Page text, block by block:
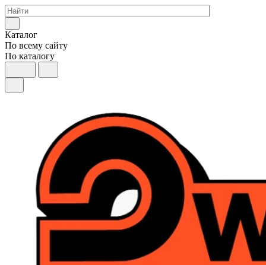
Каталог
По всему сайту
По каталогу